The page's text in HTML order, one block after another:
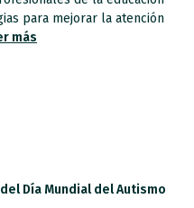
para mejorar la atención
más
Día Mundial del Autismo